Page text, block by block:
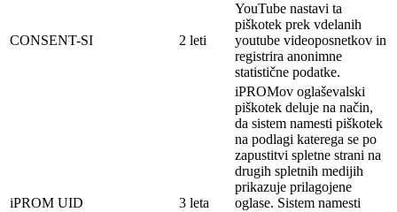
CONSENT-SI 2 leti
YouTube nastavi ta
piškotek prek vdelanih
youtube videoposnetkov in
registrira anonimne
statistične podatke.
iPROM UID 3 leta
iPROMov oglaševalski
piškotek deluje na način,
da sistem namesti piškotek
na podlagi katerega se po
zapustitvi spletne strani na
drugih spletnih medijih
prikazuje prilagojene
oglase. Sistem namesti